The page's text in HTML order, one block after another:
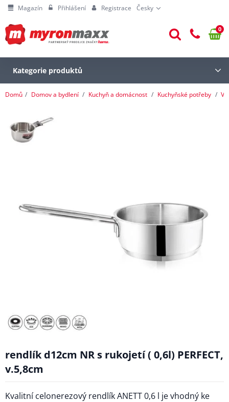
Magazín Přihlášení Registrace Česky
0
Kategorie produktů
Domů Domov a bydlení Kuchyň a domácnost Kuchyňské potřeby
rendlík d12cm NR s rukojetí ( 0,6l) PERFECT,
v.5,8cm
Kvalitní celonerezový rendlík ANETT 0,6 l je vhodný ke